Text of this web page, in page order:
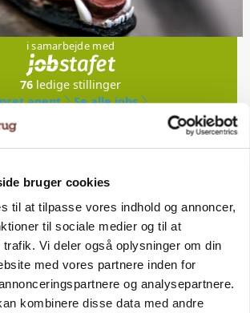
bruger cookies
til at tilpasse vores indhold og annoncer,
til sociale medier og til at
Vi deler også oplysninger om din
med vores partnere inden for
og analysepartnere.
kombinere disse data med andre
Jobs
i samarbejde med
76 ledige stillinger
agent
Se alle jobs
Ringkøbing
NY 06. aug.
/ håndmand søges til